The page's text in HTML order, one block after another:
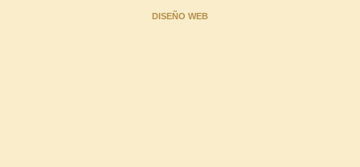
DISEÑO WEB